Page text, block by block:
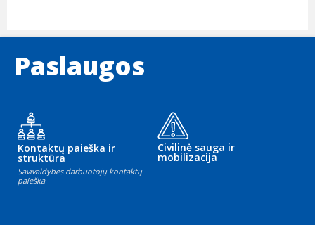
Paslaugos
Kontaktų paieška ir
struktūra
Savivaldybės darbuotojų kontaktų
paieška
Civilinė sauga ir
mobilizacija